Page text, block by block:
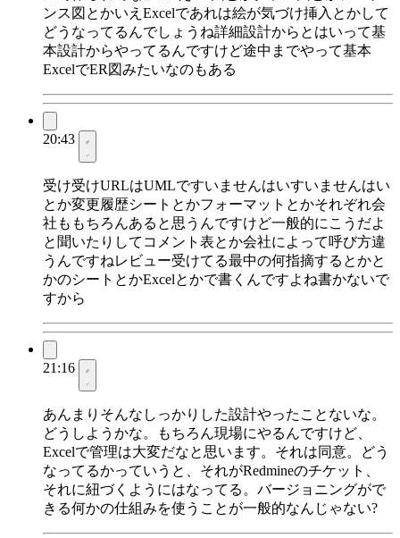
ンス図とかいえExcelであれは絵が気づけ挿入とかして
どうなってるんでしょうね詳細設計からとはいって基
本設計からやってるんですけど途中までやって基本
ExcelでER図みたいなのもある
20:43
受け受けURLはUMLですいませんはいすいませんはい
とか変更履歴シートとかフォーマットとかそれぞれ会
社ももちろんあると思うんですけど一般的にこうだよ
と聞いたりしてコメント表とか会社によって呼び方違
うんですねレビュー受けてる最中の何指摘するとかと
かのシートとかExcelとかで書くんですよね書かないで
すから
21:16
あんまりそんなしっかりした設計やったことないな。
どうしようかな。もちろん現場にやるんですけど、
Excelで管理は大変だなと思います。それは同意。どう
なってるかっていうと、それがRedmineのチケット、
それに紐づくようにはなってる。バージョニングがで
きる何かの仕組みを使うことが一般的なんじゃない?